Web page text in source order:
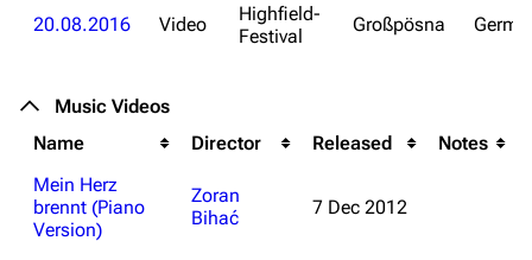
20.08.2016 Video
Highfield-
Festival
Großpösna
Music Videos
Name
Director Released
Notes
Mein Herz
brennt (Piano
Version)
Zoran
Bihać
7 Dec 2012